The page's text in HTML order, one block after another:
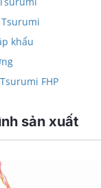
khẩu
FHP
sản xuất